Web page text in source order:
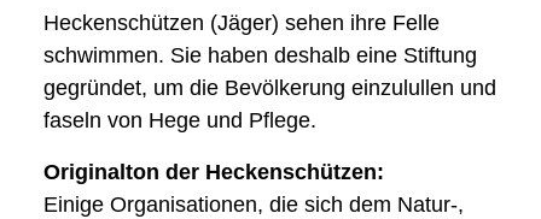
Heckenschützen (Jäger) sehen ihre Felle
schwimmen. Sie haben deshalb eine Stiftung
gegründet, um die Bevölkerung einzulullen und
faseln von Hege und Pflege.
Originalton der Heckenschützen:
Einige Organisationen, die sich dem Natur-,